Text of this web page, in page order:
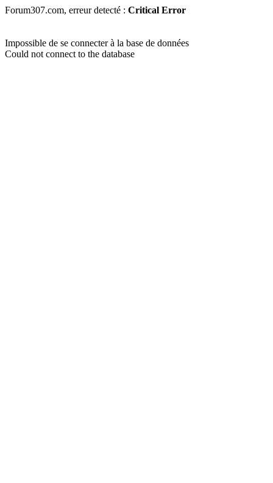
Forum307.com, erreur detecté : Critical Error
Impossible de se connecter à la base de données
Could not connect to the database